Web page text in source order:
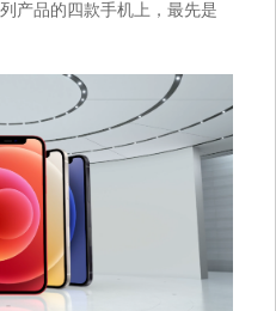
产品的四款手机上，最先是